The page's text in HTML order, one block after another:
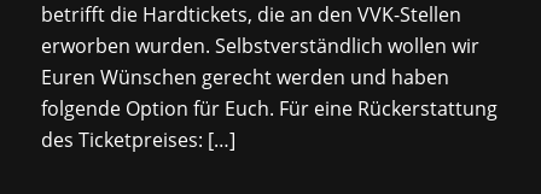
betrifft die Hardtickets, die an den VVK-Stellen
erworben wurden. Selbstverständlich wollen wir
Euren Wünschen gerecht werden und haben
folgende Option für Euch. Für eine Rückerstattung
des Ticketpreises: […]